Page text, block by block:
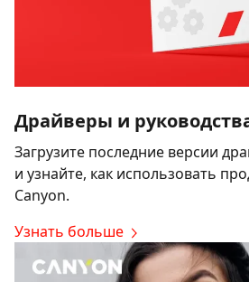
Драйверы и
Загрузите последние версии
и узнайте, как использовать
Canyon.
Узнать больше